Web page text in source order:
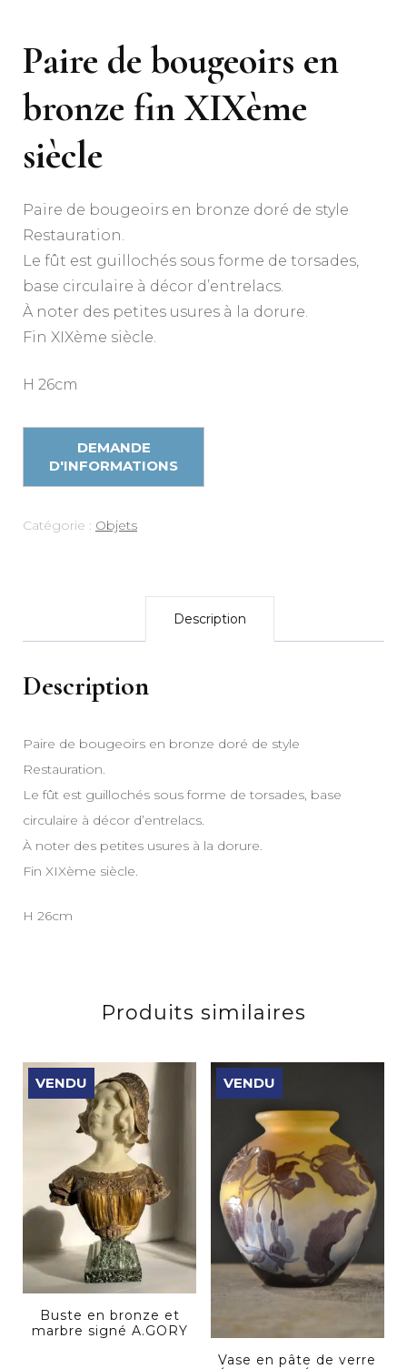
Paire de bougeoirs en
bronze fin XIXème
siècle
Paire de bougeoirs en bronze doré de style
Restauration.
Le fût est guillochés sous forme de torsades,
base circulaire à décor d’entrelacs.
À noter des petites usures à la dorure.
Fin XIXème siècle.
H 26cm
Catégorie : Objets
Description
Description
Paire de bougeoirs en bronze doré de style
Restauration.
Le fût est guillochés sous forme de torsades, base
circulaire à décor d’entrelacs.
À noter des petites usures à la dorure.
Fin XIXème siècle.
H 26cm
Produits similaires
VENDU
Buste en bronze et
marbre signé A.GORY
VENDU
Vase en pâte de verre